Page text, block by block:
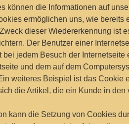
können die Informationen auf
ermöglichen uns, wie bereits
dieser Wiedererkennung ist
Der Benutzer einer
jedem Besuch der
und dem auf dem
weiteres Beispiel ist das Cookie
die Artikel, die ein Kunde in
kann die Setzung von Cookies